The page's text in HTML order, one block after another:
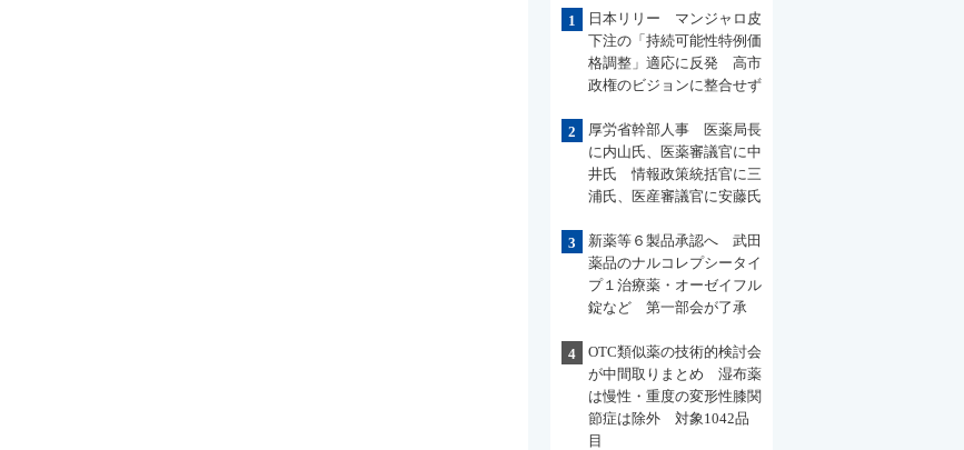
1
日本リリー マンジャロ皮
下注の「持続可能性特例価
格調整」適応に反発 高市
政権のビジョンに整合せず
2
厚労省幹部人事 医薬局長
に内山氏、医薬審議官に中
井氏 情報政策統括官に三
浦氏、医産審議官に安藤氏
3
新薬等６製品承認へ 武田
薬品のナルコレプシータイ
プ１治療薬・オーゼイフル
錠など 第一部会が了承
4
OTC類似薬の技術的検討会
が中間取りまとめ 湿布薬
は慢性・重度の変形性膝関
節症は除外 対象1042品
目